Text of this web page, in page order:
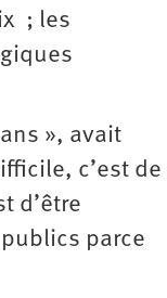
; les
», avait
c’est de
d’être
parce